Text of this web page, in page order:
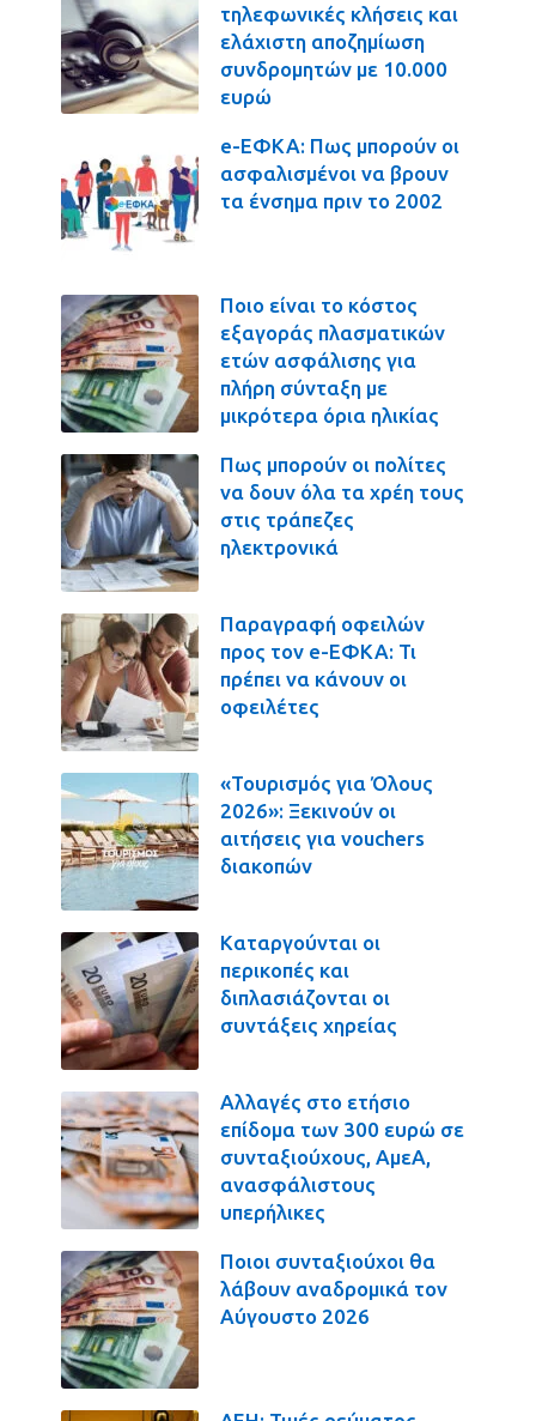
τηλεφωνικές κλήσεις και
ελάχιστη αποζημίωση
συνδρομητών με 10.000
ευρώ
e-ΕΦΚΑ: Πως μπορούν οι
ασφαλισμένοι να βρουν
τα ένσημα πριν το 2002
Ποιο είναι το κόστος
εξαγοράς πλασματικών
ετών ασφάλισης για
πλήρη σύνταξη με
μικρότερα όρια ηλικίας
Πως μπορούν οι πολίτες
να δουν όλα τα χρέη τους
στις τράπεζες
ηλεκτρονικά
Παραγραφή οφειλών
προς τον e-ΕΦΚΑ: Τι
πρέπει να κάνουν οι
οφειλέτες
«Τουρισμός για Όλους
2026»: Ξεκινούν οι
αιτήσεις για vouchers
διακοπών
Καταργούνται οι
περικοπές και
διπλασιάζονται οι
συντάξεις χηρείας
Αλλαγές στο ετήσιο
επίδομα των 300 ευρώ σε
συνταξιούχους, ΑμεΑ,
ανασφάλιστους
υπερήλικες
Ποιοι συνταξιούχοι θα
λάβουν αναδρομικά τον
Αύγουστο 2026